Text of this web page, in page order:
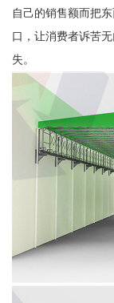
自己的销售额而把
口，让消费者诉苦
失。